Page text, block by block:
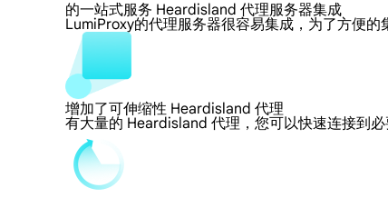
的一站式服务 Heardisland 代理服务器集成
LumiProxy的代理服务器很容易集成，为了方便
增加了可伸缩性 Heardisland 代理
有大量的 Heardisland 代理，您可以快速连接到